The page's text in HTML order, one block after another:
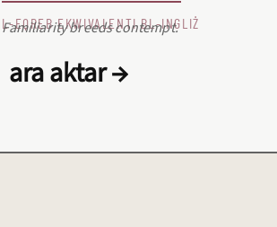
L‑EQREB EKWIVALENTI BL‑INGLIŻ
Familiarity breeds contempt.
ara aktar →